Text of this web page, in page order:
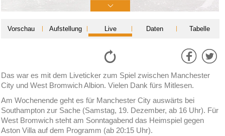
Vorschau Aufstellung Live Daten Tabelle
Das war es mit dem Liveticker zum Spiel zwischen Manchester
City und West Bromwich Albion. Vielen Dank fürs Mitlesen.
Am Wochenende geht es für Manchester City auswärts bei
Southampton zur Sache (Samstag, 19. Dezember, ab 16 Uhr). Für
West Bromwich steht am Sonntagabend das Heimspiel gegen
Aston Villa auf dem Programm (ab 20:15 Uhr).